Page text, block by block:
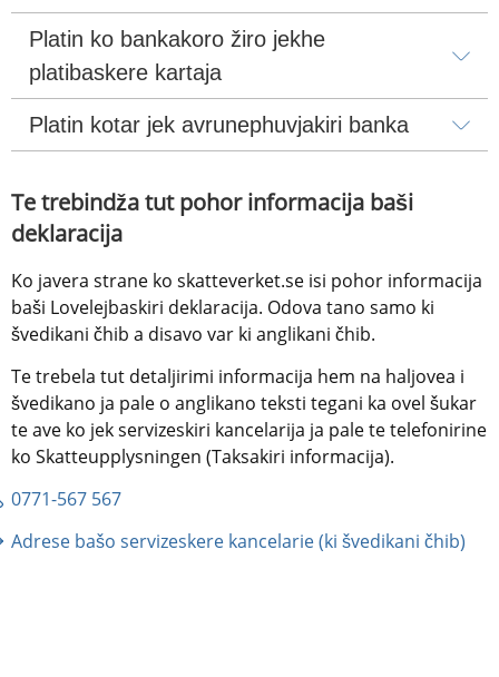
Platin ko bankakoro žiro jekhe
platibaskere kartaja
Platin kotar jek avrunephuvjakiri banka
Te trebindža tut pohor informacija baši
deklaracija
Ko javera strane ko skatteverket.se isi pohor informacija
baši Lovelejbaskiri deklaracija. Odova tano samo ki
švedikani čhib a disavo var ki anglikani čhib.
Te trebela tut detaljirimi informacija hem na haljovea i
švedikano ja pale o anglikano teksti tegani ka ovel šukar
te ave ko jek servizeskiri kancelarija ja pale te telefonirine
ko Skatteupplysningen (Taksakiri informacija).
0771-567 567
Adrese bašo servizeskere kancelarie (ki švedikani čhib)